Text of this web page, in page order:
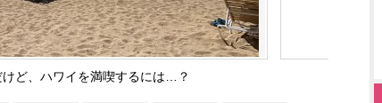
ど、ハワイを満喫するには…？